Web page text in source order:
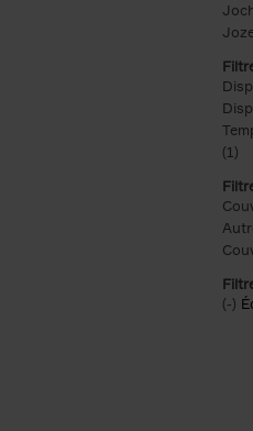
(1)
(-)